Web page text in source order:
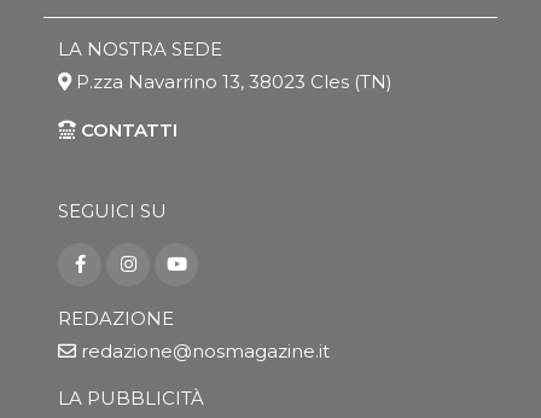
LA NOSTRA SEDE
P.zza Navarrino 13, 38023 Cles (TN)
CONTATTI
SEGUICI SU
REDAZIONE
redazione@nosmagazine.it
LA PUBBLICITÀ